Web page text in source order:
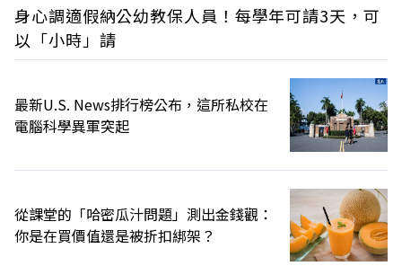
身心調適假納公幼教保人員！每學年可請3天，可
以「小時」請
最新U.S. News排行榜公布，這所私校在
電腦科學異軍突起
從課堂的「哈密瓜汁問題」測出金錢觀：
你是在買價值還是被折扣綁架？